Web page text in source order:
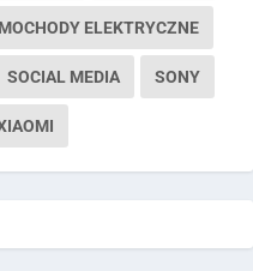
ELEKTRYCZNE
SOCIAL MEDIA SONY